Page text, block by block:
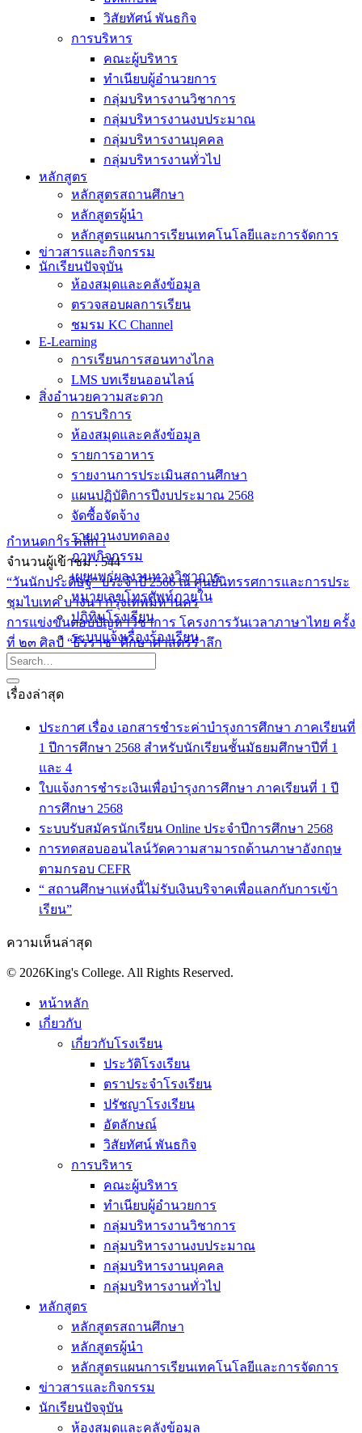
วิสัยทัศน์ พันธกิจ
การบริหาร
คณะผู้บริหาร
ทำเนียบผู้อำนวยการ
กลุ่มบริหารงานวิชาการ
กลุ่มบริหารงานงบประมาณ
กลุ่มบริหารงานบุคคล
กลุ่มบริหารงานทั่วไป
หลักสูตร
หลักสูตรสถานศึกษา
หลักสูตรผู้นำ
หลักสูตรแผนการเรียนเทคโนโลยีและการจัดการ
ข่าวสารและกิจกรรม
นักเรียนปัจจุบัน
ห้องสมุดและคลังข้อมูล
ตรวจสอบผลการเรียน
ชมรม KC Channel
E-Learning
การเรียนการสอนทางไกล
LMS บทเรียนออนไลน์
สิ่งอำนวยความสะดวก
การบริการ
ห้องสมุดและคลังข้อมูล
รายการอาหาร
รายงานการประเมินสถานศึกษา
แผนปฏิบัติการปีงบประมาณ 2568
จัดซื้อจัดจ้าง
รายงานงบทดลอง
ภาพกิจกรรม
เผยแพร่ผลงานทางวิชาการ
หมายเลขโทรศัพท์ภายใน
ปฎิทินโรงเรียน
ระบบแจ้งเรื่องร้องเรียน
กำหนดการ คลิก !
จำนวนผู้เข้าชม :544
“วันนักประดิษฐ์” ประจำปี 2566 ณ ศูนย์นิทรรศการและการประ
ชุมไบเทค บางนา กรุงเทพมหานคร
การแข่งขันตอบปัญหาวิชาการ โครงการวันเวลาภาษาไทย ครั้ง
ที่ ๒๓ ศิลป์ “ธีรราช” ศึกษาศาสตร์รำลึก
เรื่องล่าสุด
ประกาศ เรื่อง เอกสารชำระค่าบำรุงการศึกษา ภาคเรียนที่
1 ปีการศึกษา 2568 สำหรับนักเรียนชั้นมัธยมศึกษาปีที่ 1
และ 4
ใบแจ้งการชำระเงินเพื่อบำรุงการศึกษา ภาคเรียนที่ 1 ปี
การศึกษา 2568
ระบบรับสมัครนักเรียน Online ประจำปีการศึกษา 2568
การทดสอบออนไลน์วัดความสามารถด้านภาษาอังกฤษ
ตามกรอบ CEFR
“ สถานศึกษาแห่งนี้ไม่รับเงินบริจาคเพื่อแลกกับการเข้า
เรียน”
ความเห็นล่าสุด
© 2026King's College. All Rights Reserved.
หน้าหลัก
เกี่ยวกับ
เกี่ยวกับโรงเรียน
ประวัติโรงเรียน
ตราประจำโรงเรียน
ปรัชญาโรงเรียน
อัตลักษณ์
วิสัยทัศน์ พันธกิจ
การบริหาร
คณะผู้บริหาร
ทำเนียบผู้อำนวยการ
กลุ่มบริหารงานวิชาการ
กลุ่มบริหารงานงบประมาณ
กลุ่มบริหารงานบุคคล
กลุ่มบริหารงานทั่วไป
หลักสูตร
หลักสูตรสถานศึกษา
หลักสูตรผู้นำ
หลักสูตรแผนการเรียนเทคโนโลยีและการจัดการ
ข่าวสารและกิจกรรม
นักเรียนปัจจุบัน
ห้องสมุดและคลังข้อมูล